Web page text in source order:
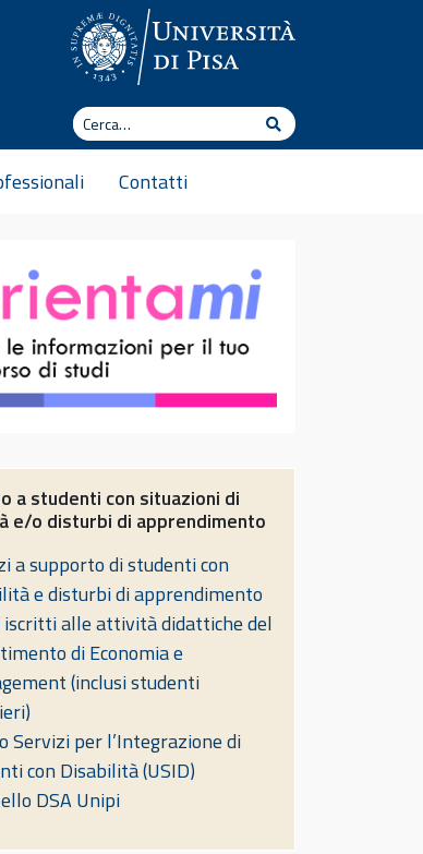
Cerca
Cerca
Contatti
a studenti con situazioni di
e/o disturbi di apprendimento
a supporto di studenti con
e disturbi di apprendimento
iscritti alle attività didattiche del
di Economia e
(inclusi studenti
Servizi per l’Integrazione di
con Disabilità (USID)
DSA Unipi